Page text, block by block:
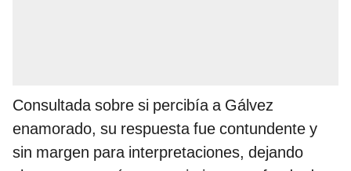
Consultada sobre si percibía a Gálvez
enamorado, su respuesta fue contundente y
sin margen para interpretaciones, dejando